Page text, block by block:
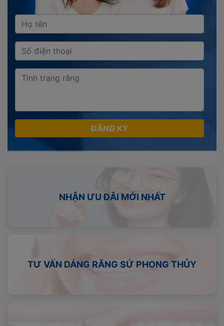
ĐĂNG KÝ
NHẬN ƯU ĐÃI MỚI NHẤT
TƯ VẤN DÁNG RĂNG SỨ PHONG THỦY